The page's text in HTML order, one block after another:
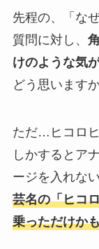
先程の、「な
質問に対し、
けのような気
どう思いますか
ただ…ヒコロ
しかするとア
ージを入れな
芸名の「ヒコ
乗っただけか